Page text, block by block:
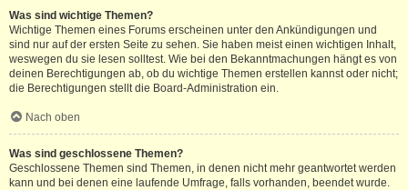
Was sind wichtige Themen?
Wichtige Themen eines Forums erscheinen unter den Ankündigungen und
sind nur auf der ersten Seite zu sehen. Sie haben meist einen wichtigen Inhalt,
weswegen du sie lesen solltest. Wie bei den Bekanntmachungen hängt es von
deinen Berechtigungen ab, ob du wichtige Themen erstellen kannst oder nicht;
die Berechtigungen stellt die Board-Administration ein.
Nach oben
Was sind geschlossene Themen?
Geschlossene Themen sind Themen, in denen nicht mehr geantwortet werden
kann und bei denen eine laufende Umfrage, falls vorhanden, beendet wurde.